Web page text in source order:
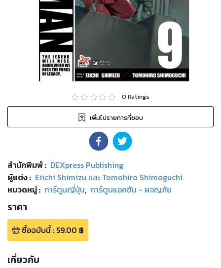
0 Ratings
เพิ่มไปรายการที่ชอบ
สำนักพิมพ์: DEXpress Publishing
ผู้แต่ง : Eiichi Shimizu และ Tomohiro Shimoguchi
หมวดหมู่: การ์ตูนญี่ปุ่น, การ์ตูนแอคชัน - ผจญภัย
ราคา
ซื้อฉบับนี้: 59.00 ฿
เกี่ยวกับ